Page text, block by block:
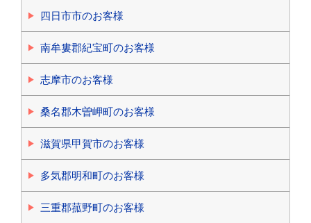
四日市市のお客様
南牟婁郡紀宝町のお客様
志摩市のお客様
桑名郡木曽岬町のお客様
滋賀県甲賀市のお客様
多気郡明和町のお客様
三重郡菰野町のお客様